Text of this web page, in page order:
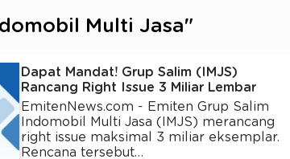
Multi Jasa"
Dapat Mandat! Grup Salim (IMJS)
Rancang Right Issue 3 Miliar Lembar
EmitenNews.com - Emiten Grup Salim
Indomobil Multi Jasa (IMJS) merancang
right issue maksimal 3 miliar eksemplar.
Rencana tersebut…